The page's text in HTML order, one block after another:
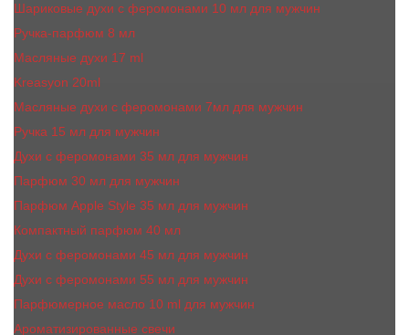
Шариковые духи с феромонами 10 мл для мужчин
Ручка-парфюм 8 мл
Масляные духи 17 ml
Kreasyon 20ml
Масляные духи c феромонами 7мл для мужчин
Ручка 15 мл для мужчин
Духи с феромонами 35 мл для мужчин
Парфюм 30 мл для мужчин
Парфюм Apple Style 35 мл для мужчин
Компактный парфюм 40 мл
Духи с феромонами 45 мл для мужчин
Духи с феромонами 55 мл для мужчин
Парфюмерное масло 10 ml для мужчин
Ароматизированные свечи